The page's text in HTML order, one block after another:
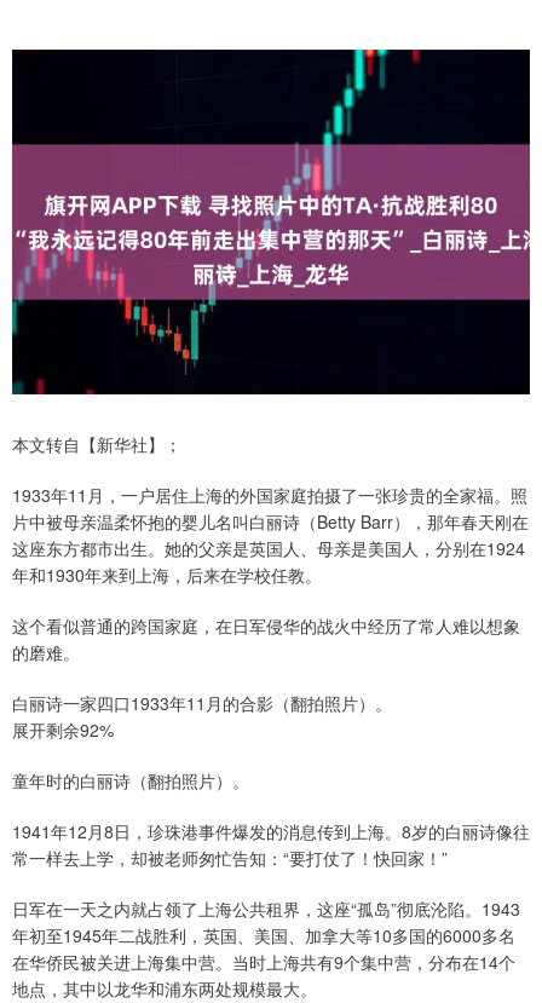
本文转自【新华社】；
1933年11月，一户居住上海的外国家庭拍摄了一张珍贵的全家福。照
片中被母亲温柔怀抱的婴儿名叫白丽诗（Betty Barr），那年春天刚在
这座东方都市出生。她的父亲是英国人、母亲是美国人，分别在1924
年和1930年来到上海，后来在学校任教。
这个看似普通的跨国家庭，在日军侵华的战火中经历了常人难以想象
的磨难。
白丽诗一家四口1933年11月的合影（翻拍照片）。
展开剩余92%
童年时的白丽诗（翻拍照片）。
1941年12月8日，珍珠港事件爆发的消息传到上海。8岁的白丽诗像往
常一样去上学，却被老师匆忙告知：“要打仗了！快回家！”
日军在一天之内就占领了上海公共租界，这座“孤岛”彻底沦陷。1943
年初至1945年二战胜利，英国、美国、加拿大等10多国的6000多名
在华侨民被关进上海集中营。当时上海共有9个集中营，分布在14个
地点，其中以龙华和浦东两处规模最大。